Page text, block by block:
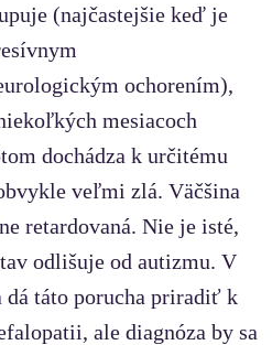
(najčastejšie keď je
ochorením),
mesiacoch
dochádza k určitému
veľmi zlá. Väčšina
retardovaná. Nie je isté,
odlišuje od autizmu. V
dá táto porucha priradiť k
ale diagnóza by sa